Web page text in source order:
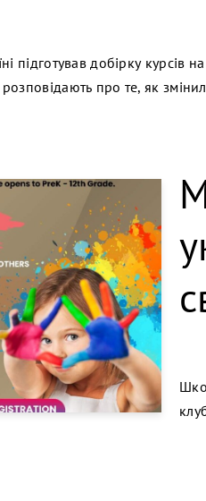
підготував добірку курсів
про те, як